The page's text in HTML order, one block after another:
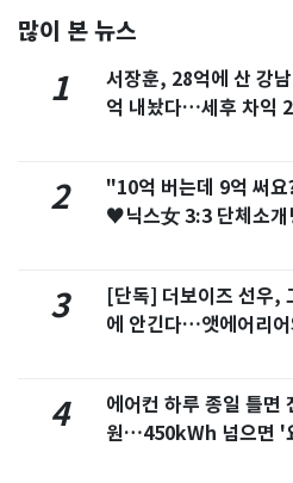
많이 본 뉴스
1
서장훈, 28억에 산 강
억 내놨다…세후 차익
2
"10억 버는데 9억 써
♥닉스女 3:3 단체소개
3
[단독] 더보이즈 선우,
에 안긴다…앳에어리
4
에어컨 하루 종일 틀면
원…450kWh 넘으면 '